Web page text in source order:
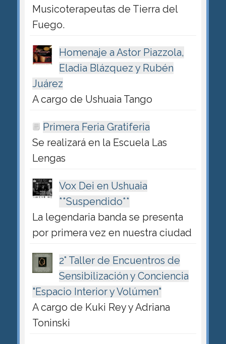
Musicoterapeutas de Tierra del
Fuego.
Homenaje a Astor Piazzola,
Eladia Blázquez y Rubén
Juárez
A cargo de Ushuaia Tango
Primera Feria Gratiferia
Se realizará en la Escuela Las
Lengas
Vox Dei en Ushuaia
**Suspendido**
La legendaria banda se presenta
por primera vez en nuestra ciudad
2° Taller de Encuentros de
Sensibilización y Conciencia
"Espacio Interior y Volúmen"
A cargo de Kuki Rey y Adriana
Toninski